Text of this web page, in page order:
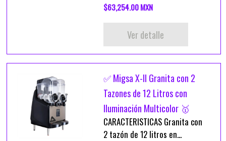
$63,254.00 MXN
Ver detalle
✅ Migsa X-II Granita con 2
Tazones de 12 Litros con
Iluminación Multicolor 🥇
CARACTERISTICAS Granita con
2 tazón de 12 litros en...